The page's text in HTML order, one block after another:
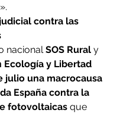
contra las
nacional SOS Rural y
Ecología y Libertad
julio una macrocausa
España contra la
fotovoltaicas que